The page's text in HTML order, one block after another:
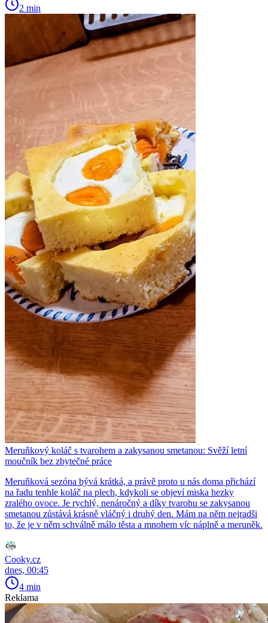
2 min
Meruňkový koláč s tvarohem a zakysanou smetanou: Svěží letní
moučník bez zbytečné práce
Meruňková sezóna bývá krátká, a právě proto u nás doma přichází
na řadu tenhle koláč na plech, kdykoli se objeví miska hezky
zralého ovoce. Je rychlý, nenáročný a díky tvarohu se zakysanou
smetanou zůstává krásně vláčný i druhý den. Mám na něm nejradši
to, že je v něm schválně málo těsta a mnohem víc náplně a meruněk.
Cooky.cz
dnes, 00:45
4 min
Reklama